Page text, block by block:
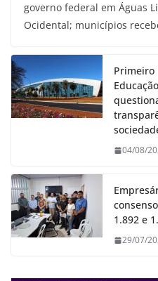
governo federal em Águas
Ocidental; municípios
Primeiro
04/08/
1.892 e
29/07/